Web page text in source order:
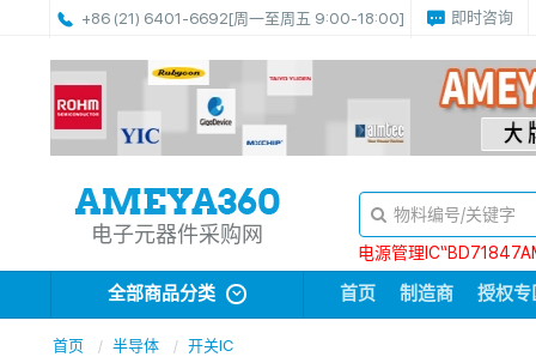
+86 (21) 6401-6692[周一至周五 9:00-18:00] 即时咨询
电子元器件采购网
电源管理
全部商品分类 首页 制造商 授权专
首页 半导体 开关IC